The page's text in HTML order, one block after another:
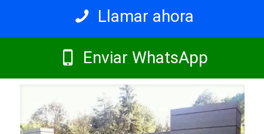
Llamar ahora
Enviar WhatsApp